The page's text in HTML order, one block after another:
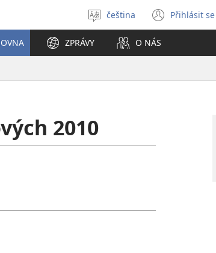
Vybrat
jazyk
čeština Přihlásit se
(otevřeno
nové
ZPRÁVY O NÁS
2010